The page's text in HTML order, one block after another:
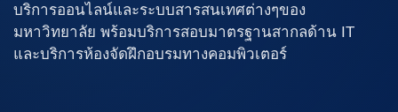
บริการออนไลน์และระบบสารสนเทศต่างๆของ
มหาวิทยาลัย พร้อมบริการสอบมาตรฐานสากลด้าน IT
และบริการห้องจัดฝึกอบรมทางคอมพิวเตอร์